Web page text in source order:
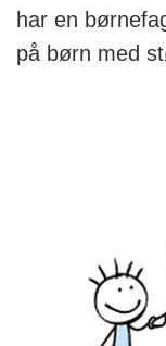
har en
på børn med